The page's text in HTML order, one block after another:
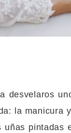
desvelaros
la manicura
uñas pintadas